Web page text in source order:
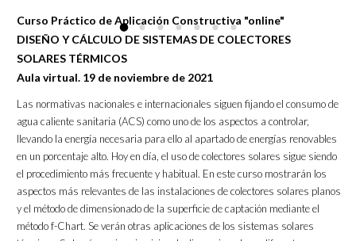
Curso Práctico de Aplicación Constructiva "online"
DISEÑO Y CÁLCULO DE SISTEMAS DE COLECTORES
SOLARES TÉRMICOS
Aula virtual. 19 de noviembre de 2021
Las normativas nacionales e internacionales siguen fijando el consumo de
agua caliente sanitaria (ACS) como uno de los aspectos a controlar,
llevando la energía necesaria para ello al apartado de energías renovables
en un porcentaje alto. Hoy en día, el uso de colectores solares sigue siendo
el procedimiento más frecuente y habitual. En este curso mostrarán los
aspectos más relevantes de las instalaciones de colectores solares planos
y el método de dimensionado de la superficie de captación mediante el
método f-Chart. Se verán otras aplicaciones de los sistemas solares